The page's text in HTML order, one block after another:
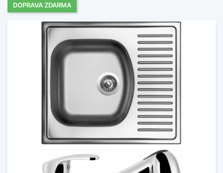
DOPRAVA ZDARMA